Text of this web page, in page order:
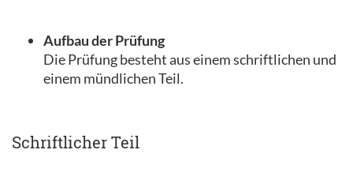
Aufbau der Prüfung
Die Prüfung besteht aus einem schriftlichen und
einem mündlichen Teil.
Schriftlicher Teil